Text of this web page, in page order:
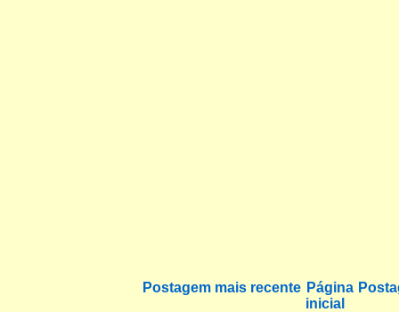
Postagem mais recente Página
inicial